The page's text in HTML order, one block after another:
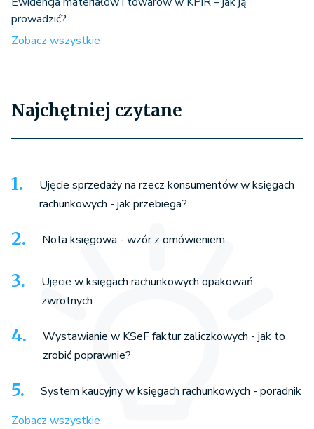
prowadzić?
Zobacz wszystkie
Najchętniej czytane
Ujęcie sprzedaży na rzecz konsumentów w księgach
rachunkowych - jak przebiega?
Nota księgowa - wzór z omówieniem
Ujęcie w księgach rachunkowych opakowań
zwrotnych
Wystawianie w KSeF faktur zaliczkowych - jak to
zrobić poprawnie?
System kaucyjny w księgach rachunkowych - poradnik
Zobacz wszystkie